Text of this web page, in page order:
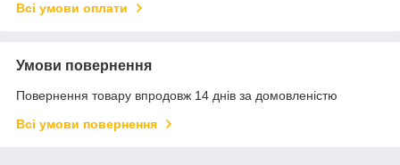
Всі умови оплати
Умови повернення
Повернення товару впродовж 14 днів за домовленістю
Всі умови повернення